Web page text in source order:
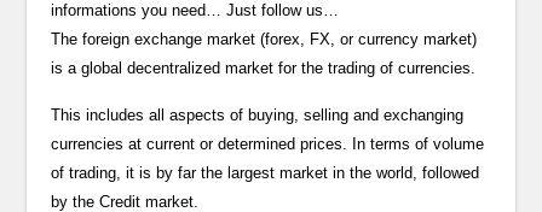
informations you need… Just follow us…
The foreign exchange market (forex, FX, or currency market)
is a global decentralized market for the trading of currencies.
This includes all aspects of buying, selling and exchanging
currencies at current or determined prices. In terms of volume
of trading, it is by far the largest market in the world, followed
by the Credit market.